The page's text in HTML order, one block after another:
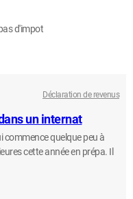
d'impot
Déclaration de revenus
un internat
commence quelque peu à
cette année en prépa. Il